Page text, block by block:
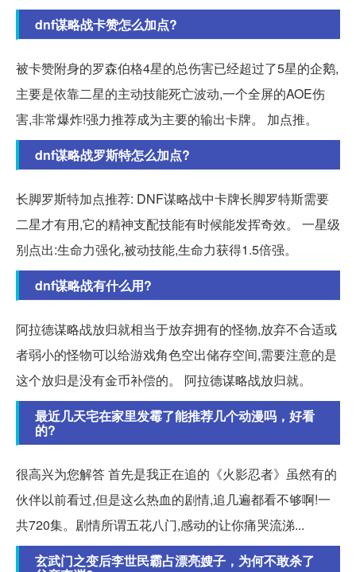
dnf谋略战卡赞怎么加点?
被卡赞附身的罗森伯格4星的总伤害已经超过了5星的企鹅,
主要是依靠二星的主动技能死亡波动,一个全屏的AOE伤
害,非常爆炸!强力推荐成为主要的输出卡牌。 加点推。
dnf谋略战罗斯特怎么加点?
长脚罗斯特加点推荐: DNF谋略战中卡牌长脚罗特斯需要
二星才有用,它的精神支配技能有时候能发挥奇效。 一星级
别点出:生命力强化,被动技能,生命力获得1.5倍强。
dnf谋略战有什么用?
阿拉德谋略战放归就相当于放弃拥有的怪物,放弃不合适或
者弱小的怪物可以给游戏角色空出储存空间,需要注意的是
这个放归是没有金币补偿的。 阿拉德谋略战放归就。
最近几天宅在家里发霉了能推荐几个动漫吗，好看
的?
很高兴为您解答 首先是我正在追的《火影忍者》虽然有的
伙伴以前看过,但是这么热血的剧情,追几遍都看不够啊!一
共720集。剧情所谓五花八门,感动的让你痛哭流涕...
玄武门之变后李世民霸占漂亮嫂子，为何不敢杀了